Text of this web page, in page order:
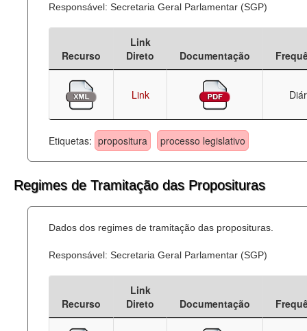
Responsável: Secretaria Geral Parlamentar (SGP)
Recurso
Link
Direto
Documentação
Link
Etiquetas: propositura processo legislativo
Regimes de Tramitação das Proposituras
Dados dos regimes de tramitação das proposituras.
Responsável: Secretaria Geral Parlamentar (SGP)
Recurso
Link
Direto
Documentação